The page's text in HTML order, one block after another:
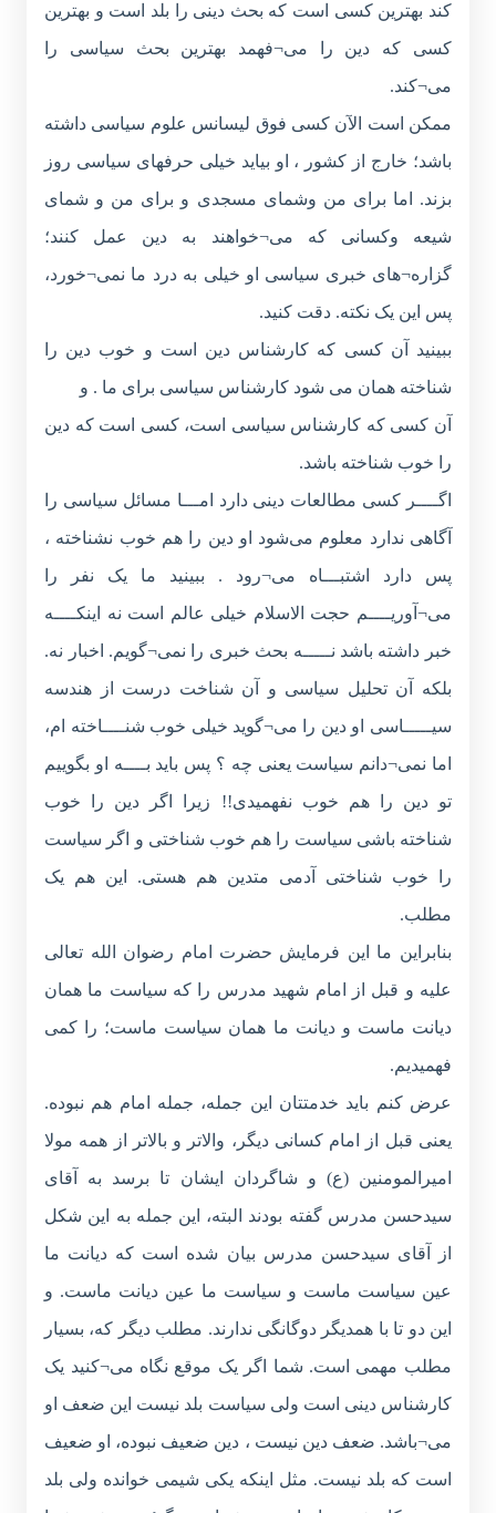
کند بهترین کسی است که بحث دینی را بلد است و بهترین
کسی که دین را می¬فهمد بهترین بحث سیاسی را
می¬کند.
ممکن است الآن کسی فوق لیسانس علوم سیاسی داشته
باشد؛ خارج از کشور ، او بیاید خیلی حرفهای سیاسی روز
بزند. اما برای من وشمای مسجدی و برای من و شمای
شیعه وکسانی که می¬خواهند به دین عمل کنند؛
گزاره¬های خبری سیاسی او خیلی به درد ما نمی¬خورد،
پس این یک نکته. دقت کنید.
ببینید آن کسی که کارشناس دین است و خوب دین را
شناخته همان می شود کارشناس سیاسی برای ما . و
آن کسی که کارشناس سیاسی است، کسی است که دین
را خوب شناخته باشد.
اگــــر کسی مطالعات دینی دارد امـــا مسائل سیاسی را
آگاهی ندارد معلوم می‌شود او دین را هم خوب نشناخته ،
پس دارد اشتبـــاه می¬رود . ببینید ما یک نفر را
می¬آوریــــم حجت الاسلام خیلی عالم است نه اینکــــه
خبر داشته باشد نـــــه بحث خبری را نمی¬گویم. اخبار نه.
بلکه آن تحلیل سیاسی و آن شناخت درست از هندسه
سیـــــاسی او دین را می¬گوید خیلی خوب شنــــاخته ام،
اما نمی¬دانم سیاست یعنی چه ؟ پس باید بــــه او بگوییم
تو دین را هم خوب نفهمیدی!! زیرا اگر دین را خوب
شناخته باشی سیاست را هم خوب شناختی و اگر سیاست
را خوب شناختی آدمی متدین هم هستی. این هم یک
مطلب.
بنابراین ما این فرمایش حضرت امام رضوان الله تعالی
علیه و قبل از امام شهید مدرس را که سیاست ما همان
دیانت ماست و دیانت ما همان سیاست ماست؛ را کمی
فهمیدیم.
عرض کنم باید خدمتتان این جمله، جمله امام هم نبوده.
یعنی قبل از امام کسانی دیگر، والاتر و بالاتر از همه مولا
امیرالمومنین (ع) و شاگردان ایشان تا برسد به آقای
سیدحسن مدرس گفته بودند البته، این جمله به این شکل
از آقای سیدحسن مدرس بیان شده است که دیانت ما
عین سیاست ماست و سیاست ما عین دیانت ماست. و
این دو تا با همدیگر دوگانگی ندارند. مطلب دیگر که، بسیار
مطلب مهمی است. شما اگر یک موقع نگاه می¬کنید یک
کارشناس دینی است ولی سیاست بلد نیست این ضعف او
می¬باشد. ضعف دین نیست ، دین ضعیف نبوده، او ضعیف
است که بلد نیست. مثل اینکه یکی شیمی خوانده ولی بلد